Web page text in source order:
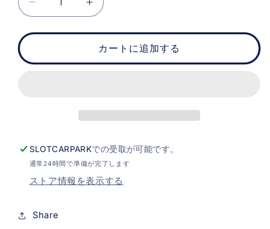
AvantSlot
Subaru
STI
Evans
ら
す
AvantSlot
Subaru
STI
N14
Evans
を
や
す
カートに追加する
SLOTCARPARKでの受取が可能です。
通常24時間で準備が完了します
ストア情報を表示する
Share